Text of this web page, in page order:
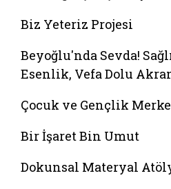
Biz Yeteriz Projesi
Beyoğlu'nda Sevda!
Esenlik, Vefa Dolu
Çocuk ve Gençlik
Bir İşaret Bin Umut
Dokunsal Materyal